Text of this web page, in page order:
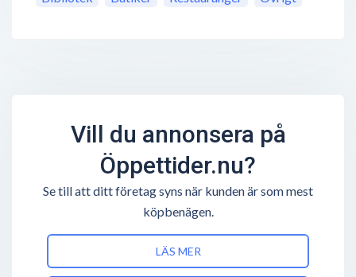
Vill du annonsera på
Öppettider.nu?
Se till att ditt företag syns när kunden är som mest
köpbenägen.
LÄS MER